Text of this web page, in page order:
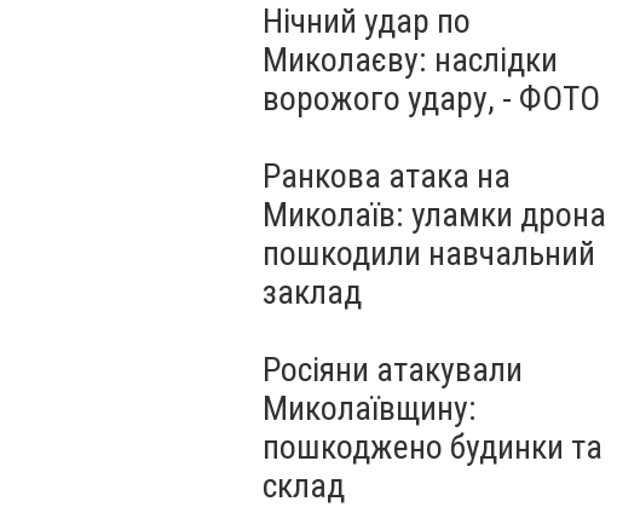
Нічний удар по
Миколаєву: наслідки
ворожого удару, - ФОТО
Ранкова атака на
Миколаїв: уламки дрона
пошкодили навчальний
заклад
Росіяни атакували
Миколаївщину:
пошкоджено будинки та
склад